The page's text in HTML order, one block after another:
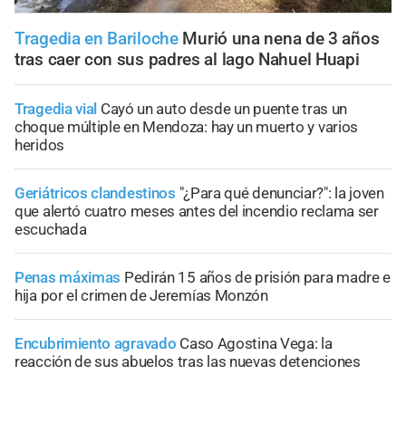
Tragedia en Bariloche Murió una nena de 3 años
tras caer con sus padres al lago Nahuel Huapi
Tragedia vial Cayó un auto desde un puente tras un
choque múltiple en Mendoza: hay un muerto y varios
heridos
Geriátricos clandestinos "¿Para qué denunciar?": la joven
que alertó cuatro meses antes del incendio reclama ser
escuchada
Penas máximas Pedirán 15 años de prisión para madre e
hija por el crimen de Jeremías Monzón
Encubrimiento agravado Caso Agostina Vega: la
reacción de sus abuelos tras las nuevas detenciones